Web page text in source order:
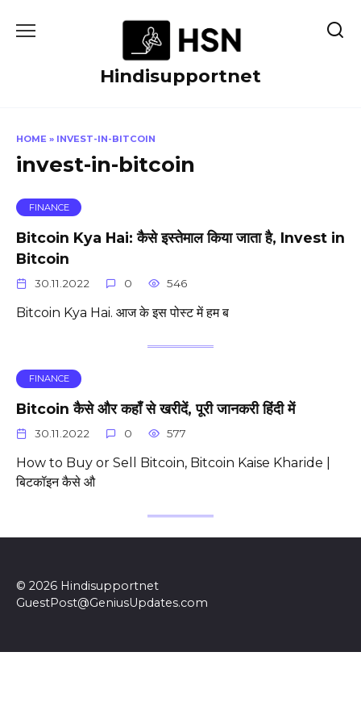
Hindisupportnet
HOME » INVEST-IN-BITCOIN
invest-in-bitcoin
FINANCE
Bitcoin Kya Hai: कैसे इस्तेमाल किया जाता है, Invest in
Bitcoin
30.11.2022 0 546
Bitcoin Kya Hai. आज के इस पोस्ट में हम ब
FINANCE
Bitcoin कैसे और कहाँ से खरीदें, पूरी जानकरी हिंदी में
30.11.2022 0 577
How to Buy or Sell Bitcoin, Bitcoin Kaise Kharide |
बिटकॉइन कैसे औ
© 2026 Hindisupportnet
GuestPost@GeniusUpdates.com